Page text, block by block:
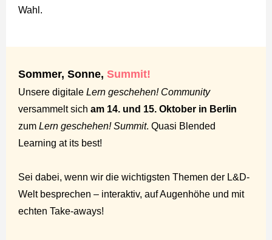
Wahl.
Sommer, Sonne, Summit!
Unsere digitale Lern geschehen! Community
versammelt sich am 14. und 15. Oktober in Berlin
zum Lern geschehen! Summit. Quasi Blended
Learning at its best!
Sei dabei, wenn wir die wichtigsten Themen der L&D-
Welt besprechen – interaktiv, auf Augenhöhe und mit
echten Take-aways!